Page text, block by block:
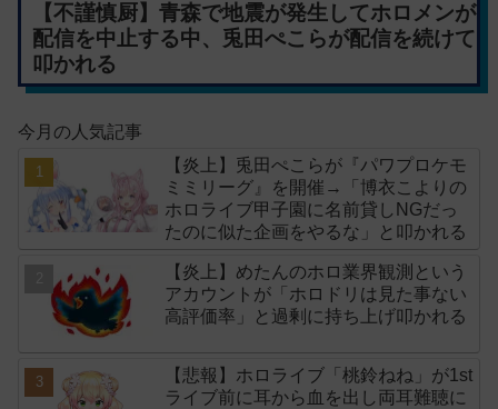
【不謹慎厨】青森で地震が発生してホロメンが
配信を中止する中、兎田ぺこらが配信を続けて
叩かれる
今月の人気記事
【炎上】兎田ぺこらが『パワプロケモ
ミミリーグ』を開催→「博衣こよりの
ホロライブ甲子園に名前貸しNGだっ
たのに似た企画をやるな」と叩かれる
【炎上】めたんのホロ業界観測という
アカウントが「ホロドリは見た事ない
高評価率」と過剰に持ち上げ叩かれる
【悲報】ホロライブ「桃鈴ねね」が1st
ライブ前に耳から血を出し両耳難聴に